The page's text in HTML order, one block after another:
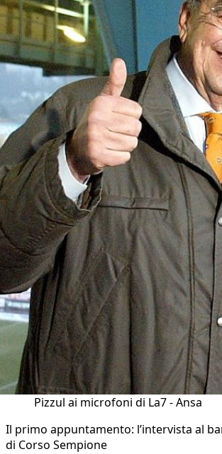
Pizzul ai microfoni di La7 - Ansa
Il primo appuntamento: l’intervista al
di Corso Sempione